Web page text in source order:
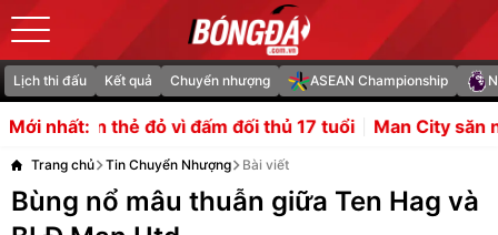
Lịch thi đấu Kết quả Chuyển nhượng ASEAN Championship
Mới nhất:
đối thủ 17 tuổi Man City săn ngọc quý Barca, từ
Trang chủ Tin Chuyển Nhượng Bài viết
Bùng nổ mâu thuẫn giữa Ten Hag và